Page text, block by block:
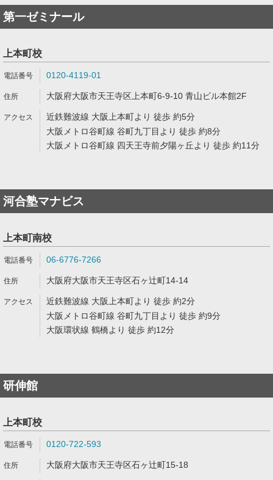
第一ゼミナール
上本町校
0120-4119-01
大阪府大阪市天王寺区上本町6-9-10 青山ビル本館2F
近鉄難波線 大阪上本町より 徒歩 約5分
大阪メトロ谷町線 谷町九丁目より 徒歩 約8分
大阪メトロ谷町線 四天王寺前夕陽ヶ丘より 徒歩 約11分
河合塾マナビス
上本町南校
06-6776-7266
大阪府大阪市天王寺区石ヶ辻町14-14
近鉄難波線 大阪上本町より 徒歩 約2分
大阪メトロ谷町線 谷町九丁目より 徒歩 約9分
大阪環状線 鶴橋より 徒歩 約12分
研伸館
上本町校
0120-722-593
大阪府大阪市天王寺区石ヶ辻町15-18